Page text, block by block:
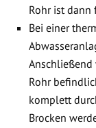
Rohr ist dann
Bei einer
Anschließend
Rohr
komplett
Brocken